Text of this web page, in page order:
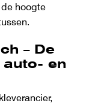
hoogte
– De
en